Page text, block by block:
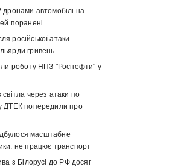
дронами автомобілі на
поранені
російської атаки
гривень
роботу НПЗ "Роснефти" у
через атаки по
ДТЕК попередили про
масштабне
не працює транспорт
з Білорусі до РФ досяг